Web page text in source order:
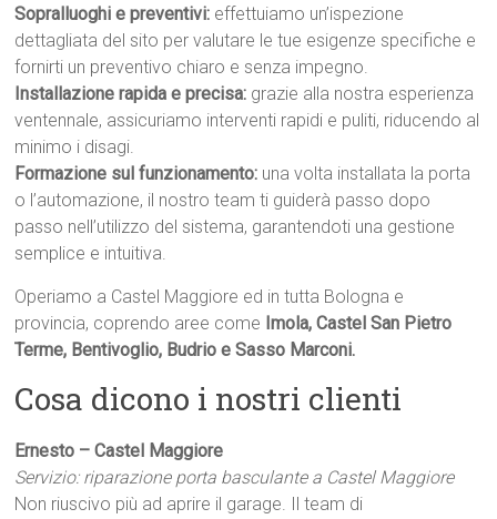
Sopralluoghi e preventivi: effettuiamo un’ispezione
dettagliata del sito per valutare le tue esigenze specifiche e
fornirti un preventivo chiaro e senza impegno.
Installazione rapida e precisa: grazie alla nostra esperienza
ventennale, assicuriamo interventi rapidi e puliti, riducendo al
minimo i disagi.
Formazione sul funzionamento: una volta installata la porta
o l’automazione, il nostro team ti guiderà passo dopo
passo nell’utilizzo del sistema, garantendoti una gestione
semplice e intuitiva.
Operiamo a Castel Maggiore ed in tutta Bologna e
provincia, coprendo aree come Imola, Castel San Pietro
Terme, Bentivoglio, Budrio e Sasso Marconi.
Cosa dicono i nostri clienti
Ernesto – Castel Maggiore
Servizio: riparazione porta basculante a Castel Maggiore
Non riuscivo più ad aprire il garage. Il team di